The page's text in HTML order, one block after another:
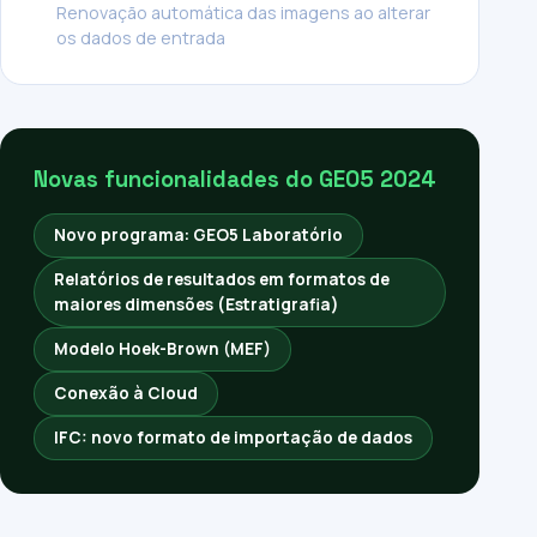
Renovação automática das imagens ao alterar
os dados de entrada
Novas funcionalidades do GEO5 2024
Novo programa: GEO5 Laboratório
Relatórios de resultados em formatos de
maiores dimensões (Estratigrafia)
Modelo Hoek-Brown (MEF)
Conexão à Cloud
IFC: novo formato de importação de dados